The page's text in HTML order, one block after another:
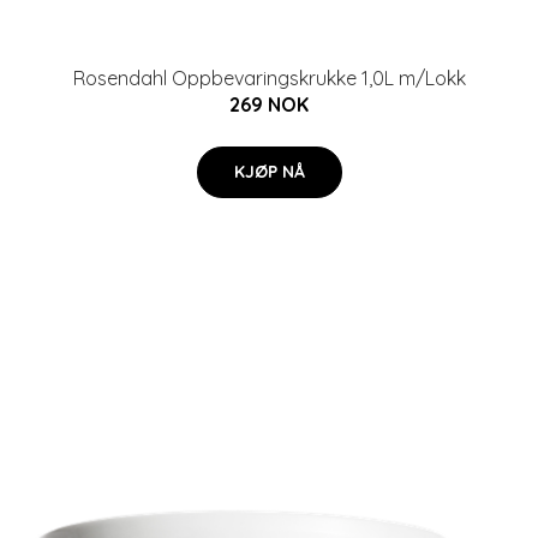
Rosendahl Oppbevaringskrukke 1,0L m/Lokk
269 NOK
KJØP NÅ